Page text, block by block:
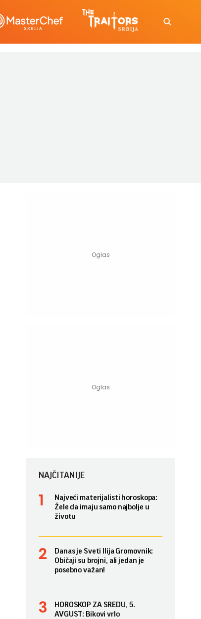
NAJČITANIJE
Najveći materijalisti horoskopa:
Žele da imaju samo najbolje u
životu
Danas je Sveti Ilija Gromovnik:
Običaji su brojni, ali jedan je
posebno važan!
HOROSKOP ZA SREDU, 5.
AVGUST: Bikovi vrlo